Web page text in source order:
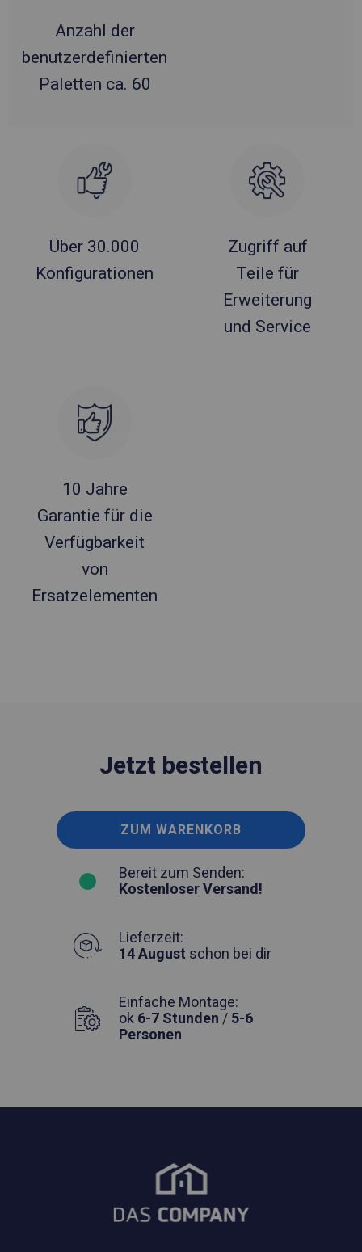
Anzahl der
benutzerdefinierten
Paletten ca. 60
Über 30.000
Konfigurationen
Zugriff auf
Teile für
Erweiterung
und Service
10 Jahre
Garantie für die
Verfügbarkeit
von
Ersatzelementen
Jetzt bestellen
ZUM WARENKORB
Bereit zum Senden:
Kostenloser Versand!
Lieferzeit:
14 August schon bei dir
Einfache Montage:
ok 6-7 Stunden / 5-6
Personen